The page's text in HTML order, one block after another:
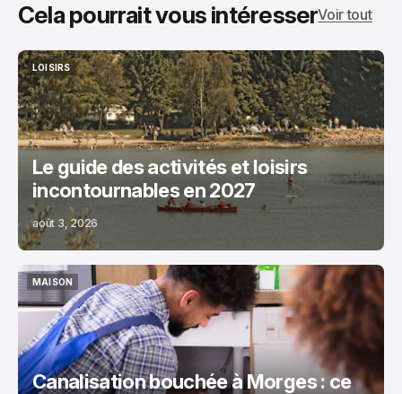
Cela pourrait vous intéresserVoir tout
LOISIRS
LOISIRS
Le guide des activités et loisirs
incontournables en 2027
août 3, 2026
MAISON
MAISON
Canalisation bouchée à Morges : ce